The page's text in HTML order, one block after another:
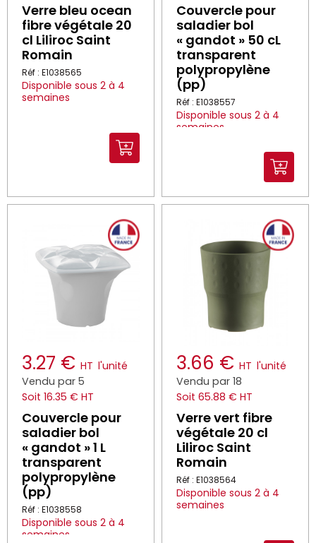
Verre bleu ocean
fibre végétale 20
cl Liliroc Saint
Romain
Réf : E1038565
Disponible sous 2 à 4
semaines
Couvercle pour
saladier bol
« gandot » 50 cL
transparent
polypropylène
(pp)
Réf : E1038557
Disponible sous 2 à 4
semaines
3.27 € HT l'unité
Vendu par 5
Soit 16.35 € HT
Couvercle pour
saladier bol
« gandot » 1 L
transparent
polypropylène
(pp)
Réf : E1038558
Disponible sous 2 à 4
semaines
3.66 € HT l'unité
Vendu par 18
Soit 65.88 € HT
Verre vert fibre
végétale 20 cl
Liliroc Saint
Romain
Réf : E1038564
Disponible sous 2 à 4
semaines